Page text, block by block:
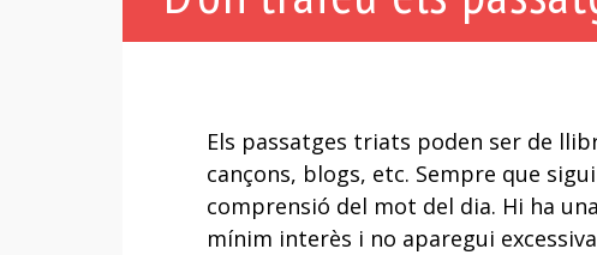
Els passatges triats poden ser de
cançons, blogs, etc. Sempre que
comprensió del mot del dia. Hi ha
mínim interès i no aparegui